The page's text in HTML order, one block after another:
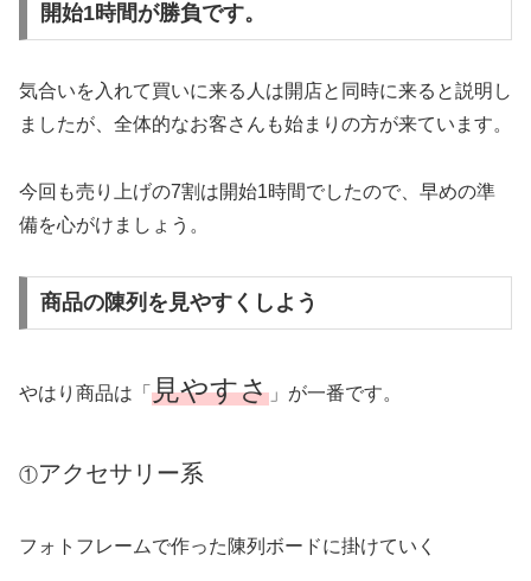
開始1時間が勝負です。
気合いを入れて買いに来る人は開店と同時に来ると説明し
ましたが、全体的なお客さんも始まりの方が来ています。
今回も売り上げの7割は開始1時間でしたので、早めの準
備を心がけましょう。
商品の陳列を見やすくしよう
やはり商品は「 見やすさ 」が一番です。
①アクセサリー系
フォトフレームで作った陳列ボードに掛けていく